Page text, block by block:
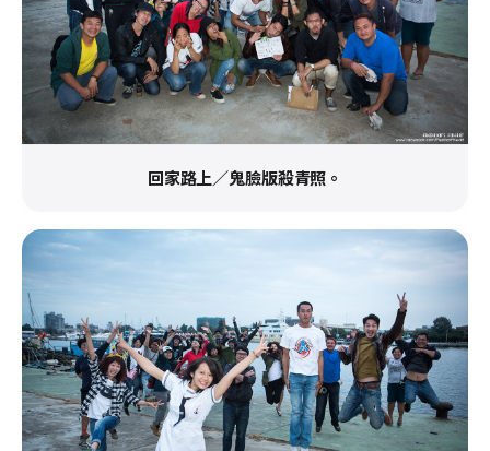
回家路上／鬼臉版殺青照。